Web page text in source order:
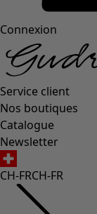
Connexion
Service client
Nos boutiques
Catalogue
Newsletter
CH-FRCH-FR